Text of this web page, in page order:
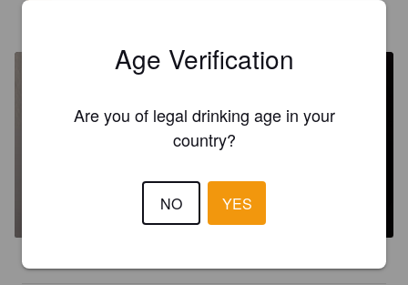
VALLEYER SCHLOSS BRÄU
Valleyer Schloss Bräu.
Age Verification
Are you of legal drinking age in your
country?
NO YES